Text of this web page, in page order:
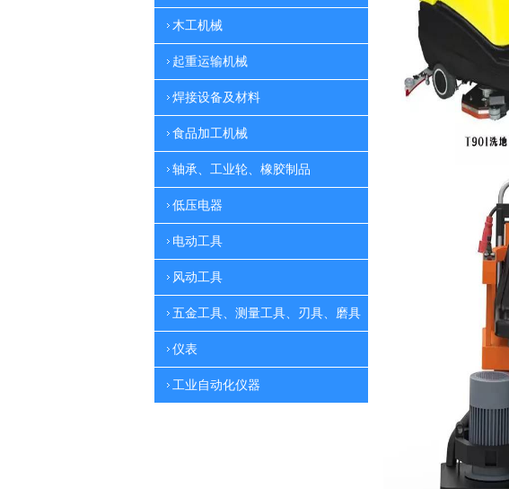
木工机械
起重运输机械
焊接设备及材料
食品加工机械
轴承、工业轮、橡胶制品
低压电器
电动工具
风动工具
五金工具、测量工具、刃具、磨具
仪表
工业自动化仪器